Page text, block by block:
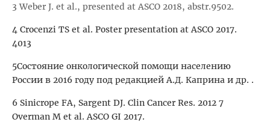
3 Weber J. et al., presented at ASCO 2018, abstr.9502.
4 Crocenzi TS et al. Poster presentation at ASCO 2017.
4013
5Состояние онкологической помощи населению
России в 2016 году под редакцией А.Д. Каприна и др. .
6 Sinicrope FA, Sargent DJ. Clin Cancer Res. 2012 7
Overman M et al. ASCO GI 2017.